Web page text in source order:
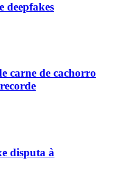
deepfakes
carne de cachorro
disputa à